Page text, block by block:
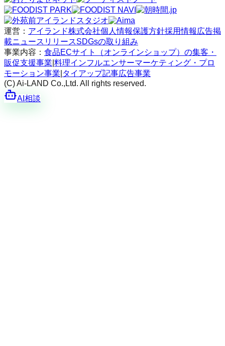
運営： アイランド株式会社個人情報保護方針採用情報 広告掲
載ニュースリリースSDGsの取り組み
事業内容： 食品ECサイト（オンラインショップ）の集客・
販促支援事業 料理インフルエンサーマーケティング・プロ
モーション事業 タイアップ記事広告事業
(C) Ai-LAND Co.,Ltd. All rights reserved.
AI相談